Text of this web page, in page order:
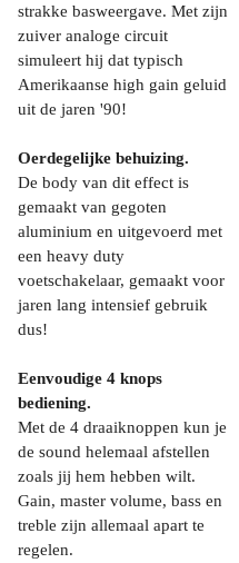
strakke basweergave. Met zijn
zuiver analoge circuit
simuleert hij dat typisch
Amerikaanse high gain geluid
uit de jaren '90!
Oerdegelijke behuizing.
De body van dit effect is
gemaakt van gegoten
aluminium en uitgevoerd met
een heavy duty
voetschakelaar, gemaakt voor
jaren lang intensief gebruik
dus!
Eenvoudige 4 knops
bediening.
Met de 4 draaiknoppen kun je
de sound helemaal afstellen
zoals jij hem hebben wilt.
Gain, master volume, bass en
treble zijn allemaal apart te
regelen.